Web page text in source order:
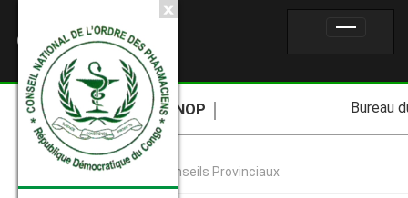
CNOP
CNOP Bureau
Conseils Provinciaux